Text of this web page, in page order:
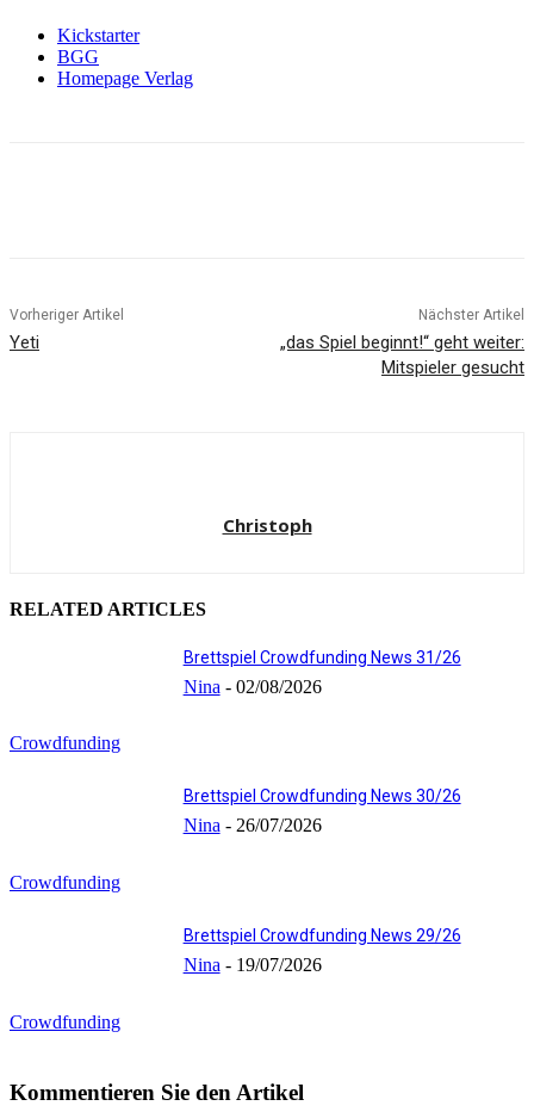
Kickstarter
BGG
Homepage Verlag
Vorheriger Artikel
Yeti
Nächster Artikel
„das Spiel beginnt!“ geht weiter:
Mitspieler gesucht
Christoph
RELATED ARTICLES
Crowdfunding
Brettspiel Crowdfunding News 31/26
Nina - 02/08/2026
Crowdfunding
Brettspiel Crowdfunding News 30/26
Nina - 26/07/2026
Crowdfunding
Brettspiel Crowdfunding News 29/26
Nina - 19/07/2026
Kommentieren Sie den Artikel